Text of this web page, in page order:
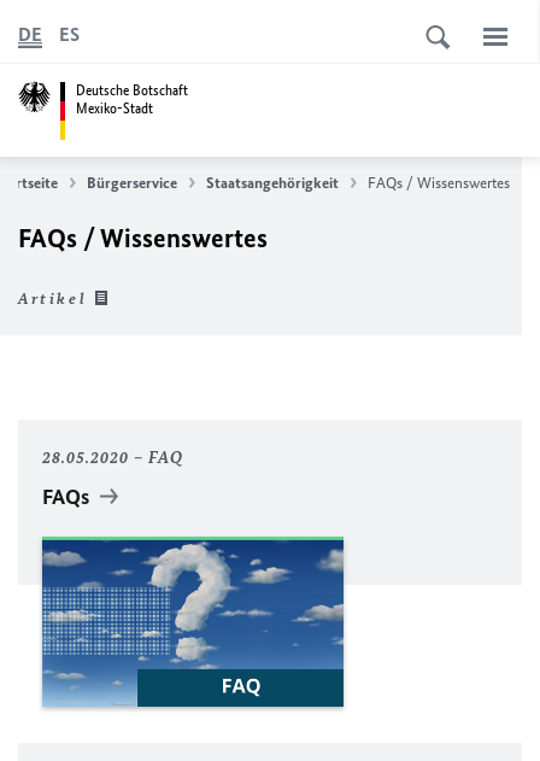
Deutsche Botschaft
Mexiko-Stadt
DE ES
Bürgerservice Staatsangehörigkeit FAQs / Wissenswertes
FAQs / Wissenswertes
Artikel
28.05.2020 FAQ
FAQs